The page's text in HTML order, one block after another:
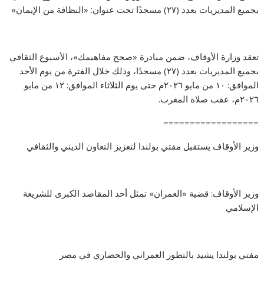
بجميع المديريات بعدد (٢٧) مسجدًا تحت عنوان: «النظافة من الإيمان»
تعقد وزارة الأوقاف، ضمن مبادرة «صحح مفاهيمك»، الأسبوع الثقافي
بجميع المديريات بعدد (٢٧) مسجدًا، وذلك خلال الفترة من يوم الأحد
الموافق: ١٠ من مايو ٢٠٢٦م حتى يوم الثلاثاء الموافق: ١٢ من مايو
٢٠٢٦م، عقب صلاة المغرب.
==================
وزير الأوقاف يستقبل مفتي بولندا لتعزيز التعاون الديني والثقافي
وزير الأوقاف: قضية «العمران» تمثل أحد المقاصد الكبرى للشريعة
الإسلامي
مفتي بولندا يشيد بالتطور العمراني والحضاري في مصر